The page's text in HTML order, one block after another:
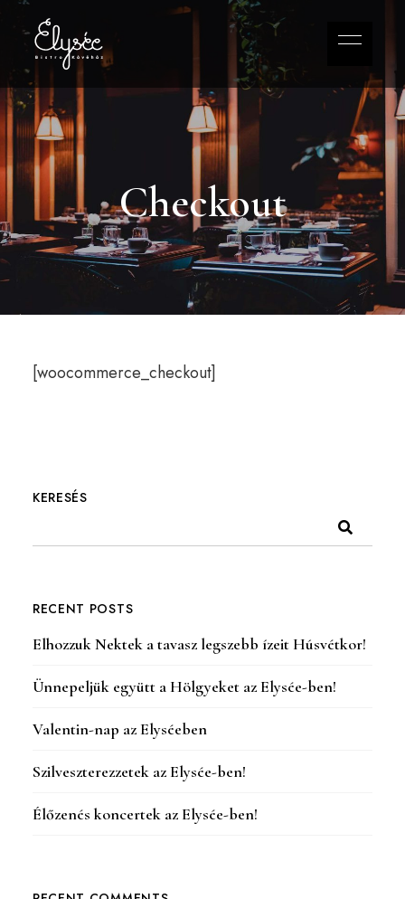
Checkout
[woocommerce_checkout]
KERESÉS
RECENT POSTS
Elhozzuk Nektek a tavasz legszebb ízeit Húsvétkor!
Ünnepeljük együtt a Hölgyeket az Elysée-ben!
Valentin-nap az Elyséeben
Szilveszterezzetek az Elysée-ben!
Élőzenés koncertek az Elysée-ben!